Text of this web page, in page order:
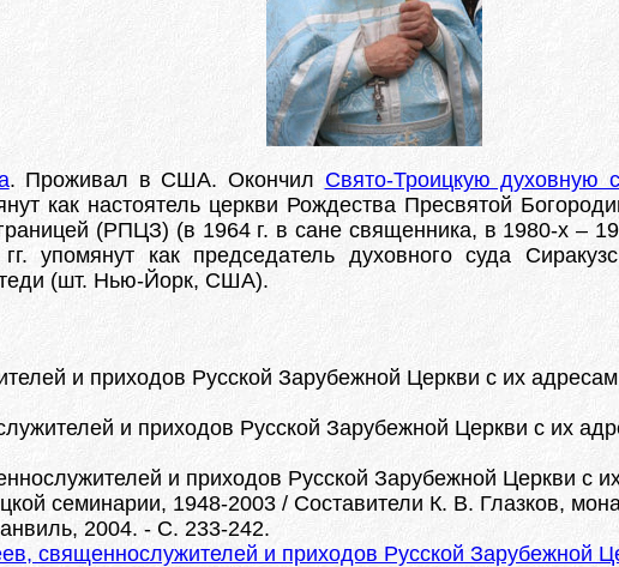
. Проживал в США. Окончил Свято-Троицкую
как настоятель церкви Рождества Пресвятой
(РПЦЗ) (в 1964 г. в сане священника, в 1980-х –
упомянут как председатель духовного суда
(шт. Нью-Йорк, США).
и приходов Русской Зарубежной Церкви с их
и приходов Русской Зарубежной Церкви с их
и приходов Русской Зарубежной Церкви с
семинарии, 1948-2003 / Составители К. В. Глазков,
2004. - С. 233-242.
священнослужителей и приходов Русской Зарубежной